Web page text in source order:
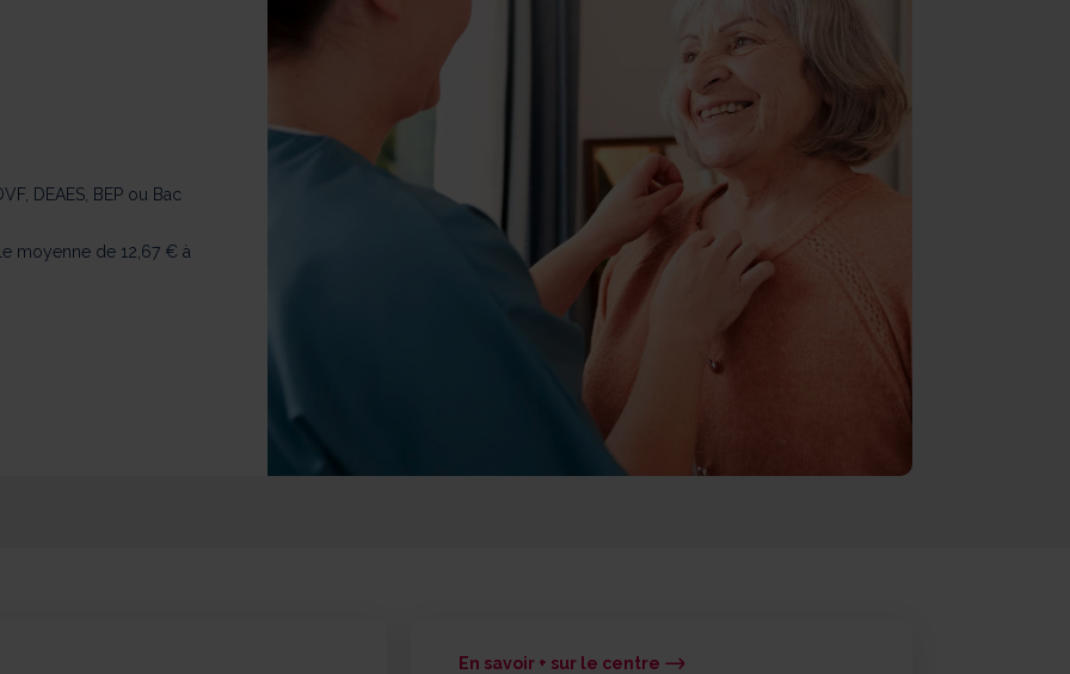
DEAES, BEP ou Bac
moyenne de 12,67 € à
En savoir + sur le centre